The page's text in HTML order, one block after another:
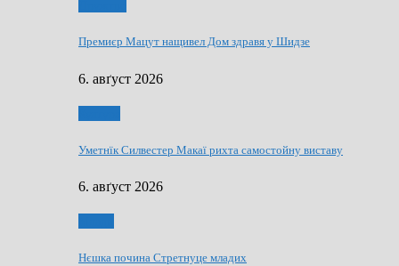
Премиєр Мацут нащивел Дом здравя у Шидзе
6. авґуст 2026
Уметнїк Силвестер Макаї рихта самостойну виставу
6. авґуст 2026
Нєшка почина Стретнуце младих